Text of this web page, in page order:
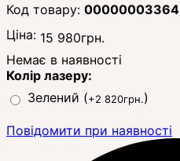
00000003364
Ціна: 15 980грн.
Немає в наявності
Колір лазеру:
Зелений (+2 820грн.)
Повідомити при наявності